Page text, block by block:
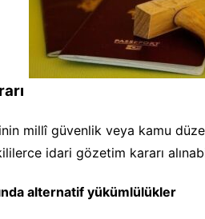
millî güvenlik veya kamu
idari gözetim kararı
alternatif yükümlülükler